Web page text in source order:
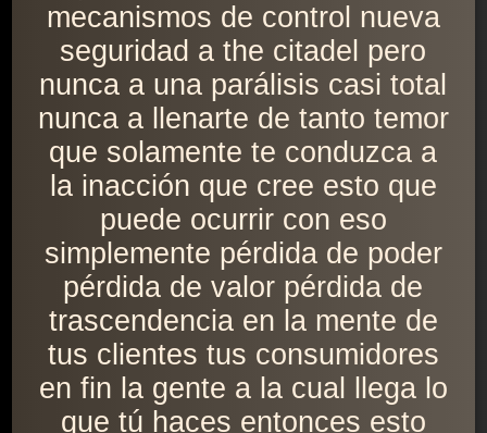
mecanismos de control nueva
seguridad a the citadel pero
nunca a una parálisis casi total
nunca a llenarte de tanto temor
que solamente te conduzca a
la inacción que cree esto que
puede ocurrir con eso
simplemente pérdida de poder
pérdida de valor pérdida de
trascendencia en la mente de
tus clientes tus consumidores
en fin la gente a la cual llega lo
que tú haces entonces esto